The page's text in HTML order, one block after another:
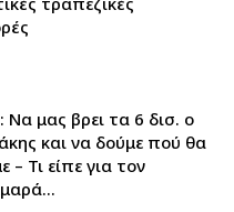
Να μας βρει τα 6 δισ. ο
και να δούμε πού θα
Τι είπε για τον